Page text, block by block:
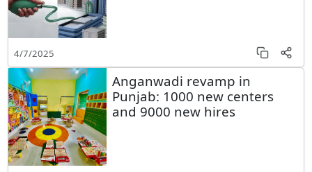
4/7/2025
Anganwadi revamp in
Punjab: 1000 new centers
and 9000 new hires